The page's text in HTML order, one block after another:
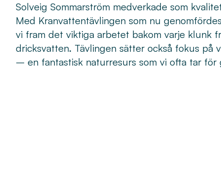
Solveig Sommarström medverkade som
Med Kranvattentävlingen som nu
vi fram det viktiga arbetet bakom varje klunk
dricksvatten. Tävlingen sätter också fokus på
– en fantastisk naturresurs som vi ofta tar för